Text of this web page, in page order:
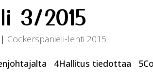
3/2015
Cockerspanieli-lehti 2015
4Hallitus tiedottaa